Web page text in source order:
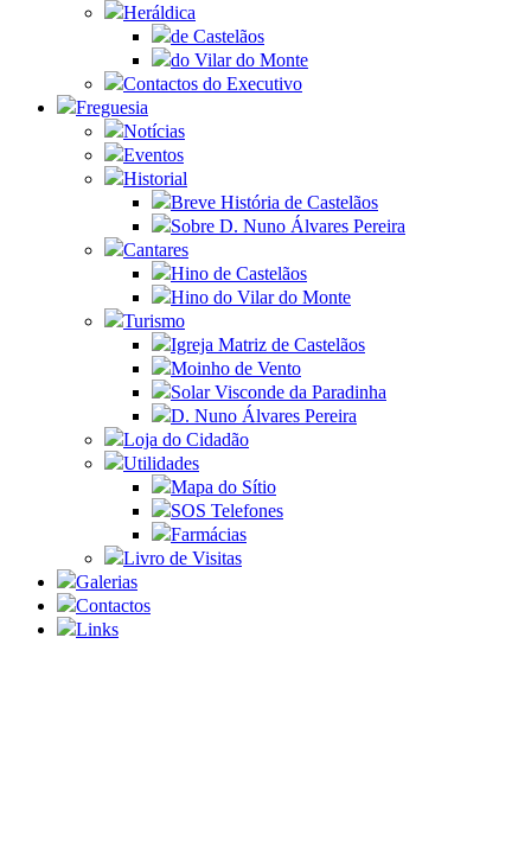
Heráldica
de Castelãos
do Vilar do Monte
Contactos do Executivo
Freguesia
Notícias
Eventos
Historial
Breve História de Castelãos
Sobre D. Nuno Álvares Pereira
Cantares
Hino de Castelãos
Hino do Vilar do Monte
Turismo
Igreja Matriz de Castelãos
Moinho de Vento
Solar Visconde da Paradinha
D. Nuno Álvares Pereira
Loja do Cidadão
Utilidades
Mapa do Sítio
SOS Telefones
Farmácias
Livro de Visitas
Galerias
Contactos
Links